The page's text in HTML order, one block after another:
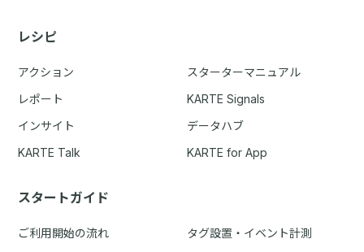
レシピ
アクション
スターターマニュアル
レポート
KARTE Signals
インサイト
データハブ
KARTE Talk
KARTE for App
スタートガイド
ご利用開始の流れ
タグ設置・イベント計測